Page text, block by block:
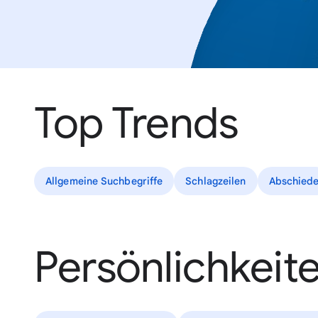
Top Trends
Allgemeine Suchbegriffe Schlagzeilen